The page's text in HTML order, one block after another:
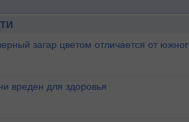
загар цветом отличается от
вреден для здоровья